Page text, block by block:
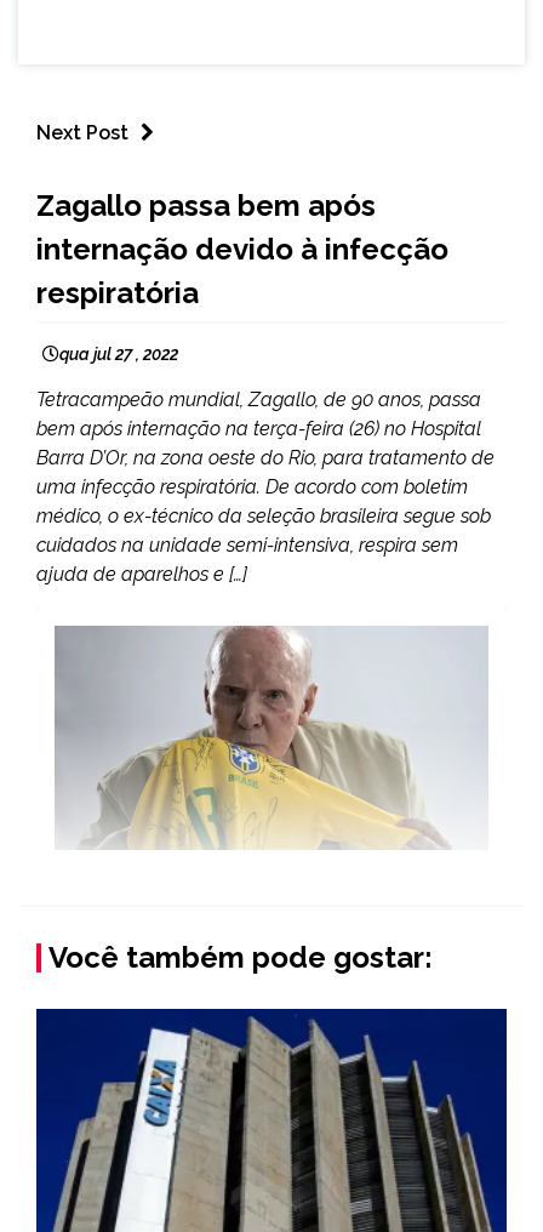
Next Post
NOTÍCIAS
Zagallo passa bem após
internação devido à infecção
respiratória
qua jul 27 , 2022
Tetracampeão mundial, Zagallo, de 90 anos, passa
bem após internação na terça-feira (26) no Hospital
Barra D’Or, na zona oeste do Rio, para tratamento de
uma infecção respiratória. De acordo com boletim
médico, o ex-técnico da seleção brasileira segue sob
cuidados na unidade semi-intensiva, respira sem
ajuda de aparelhos e […]
Você também pode gostar: